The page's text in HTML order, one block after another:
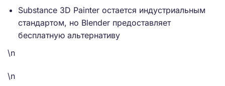
Substance 3D Painter остается индустриальным
стандартом, но Blender предоставляет
бесплатную альтернативу
\n
\n